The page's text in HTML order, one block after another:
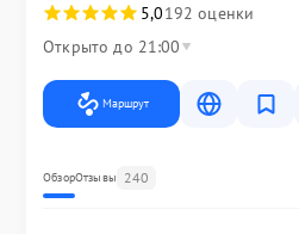
5,0192 оценки
Открыто до 21:00
Маршрут
ОбзорОтзывы 240